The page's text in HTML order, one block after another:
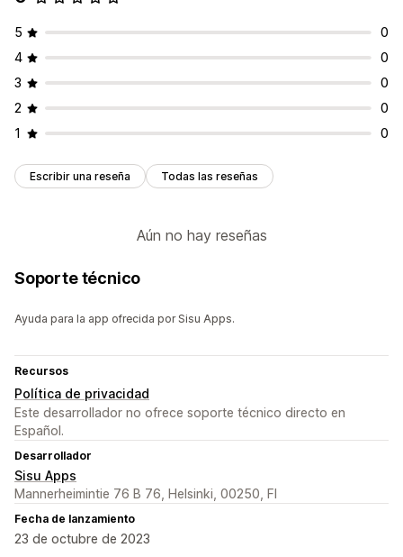
5
0
4
0
3
0
2
0
1
0
Escribir una reseña Todas las reseñas
Aún no hay reseñas
Soporte técnico
Ayuda para la app ofrecida por Sisu Apps.
Recursos
Política de privacidad
Este desarrollador no ofrece soporte técnico directo en
Español.
Desarrollador
Sisu Apps
Mannerheimintie 76 B 76, Helsinki, 00250, FI
Fecha de lanzamiento
23 de octubre de 2023